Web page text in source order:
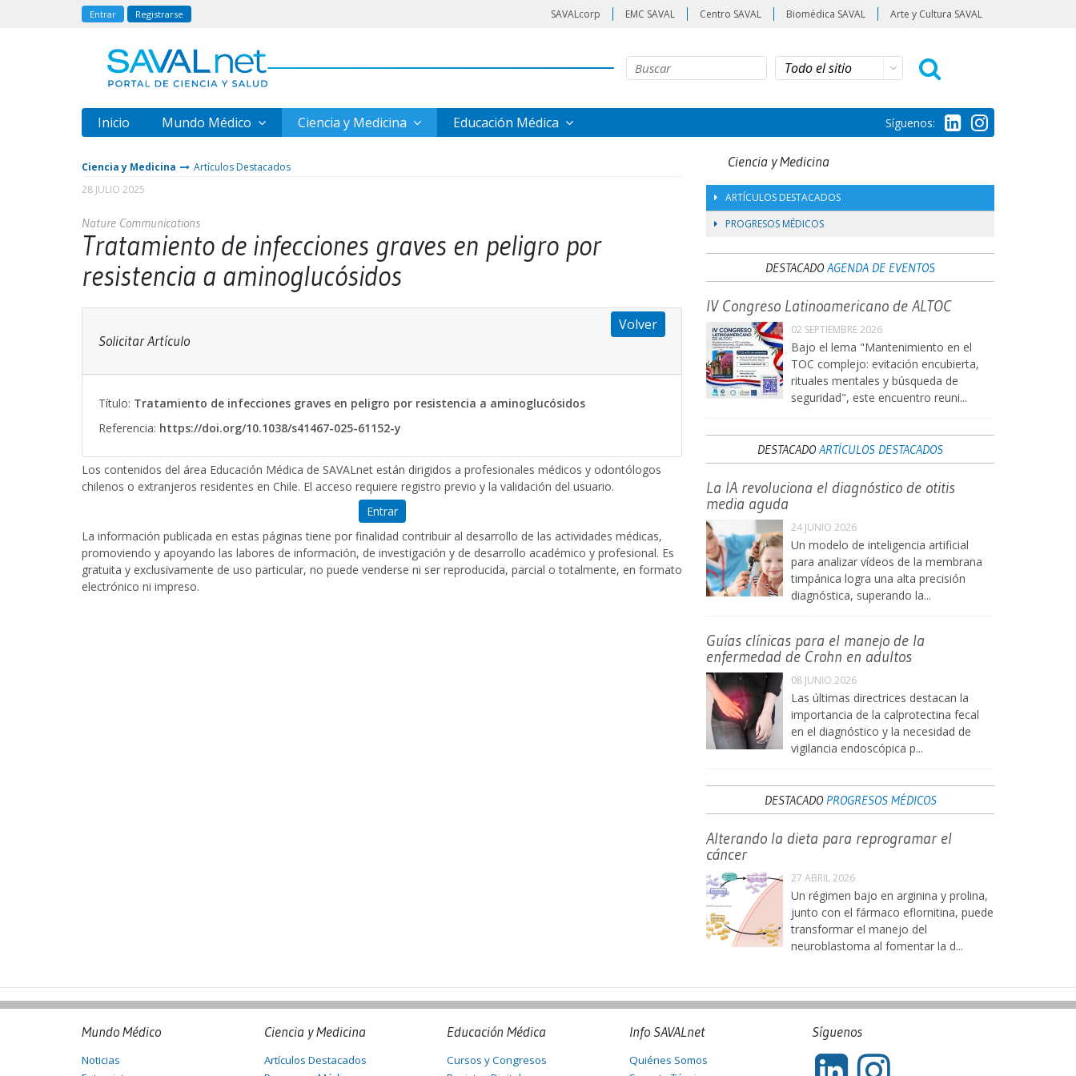
Entrar Registrarse SAVALcorp EMC SAVAL Centro SAVAL Biomédica SAVAL Arte y Cultura SAVAL
Inicio Mundo Médico Ciencia y Medicina Educación Médica Síguenos:
Ciencia y Medicina
Artículos Destacados
28 JULIO 2025
Nature Communications
Tratamiento de infecciones graves en peligro por
resistencia a aminoglucósidos
Solicitar Artículo
Volver
Título: Tratamiento de infecciones graves en peligro por resistencia a aminoglucósidos
Referencia: https://doi.org/10.1038/s41467-025-61152-y
Los contenidos del área Educación Médica de SAVALnet están dirigidos a profesionales médicos y odontólogos
chilenos o extranjeros residentes en Chile. El acceso requiere registro previo y la validación del usuario.
Entrar
La información publicada en estas páginas tiene por finalidad contribuir al desarrollo de las actividades médicas,
promoviendo y apoyando las labores de información, de investigación y de desarrollo académico y profesional. Es
gratuita y exclusivamente de uso particular, no puede venderse ni ser reproducida, parcial o totalmente, en formato
electrónico ni impreso.
Ciencia y Medicina
ARTÍCULOS DESTACADOS
PROGRESOS MÉDICOS
DESTACADOAGENDA DE EVENTOS
IV Congreso Latinoamericano de ALTOC
02 SEPTIEMBRE 2026
Bajo el lema "Mantenimiento en el
TOC complejo: evitación encubierta,
rituales mentales y búsqueda de
seguridad", este encuentro reuni...
DESTACADOARTÍCULOS DESTACADOS
La IA revoluciona el diagnóstico de otitis
media aguda
24 JUNIO 2026
Un modelo de inteligencia artificial
para analizar vídeos de la membrana
timpánica logra una alta precisión
diagnóstica, superando la...
Guías clínicas para el manejo de la
enfermedad de Crohn en adultos
08 JUNIO 2026
Las últimas directrices destacan la
importancia de la calprotectina fecal
en el diagnóstico y la necesidad de
vigilancia endoscópica p...
DESTACADO PROGRESOS MÉDICOS
Alterando la dieta para reprogramar el
cáncer
27 ABRIL 2026
Un régimen bajo en arginina y prolina,
junto con el fármaco eflornitina, puede
transformar el manejo del
neuroblastoma al fomentar la d...
Mundo Médico
Noticias
Ciencia y Medicina
Artículos Destacados
Educación Médica
Cursos y Congresos
Info SAVALnet
Quiénes Somos
Síguenos